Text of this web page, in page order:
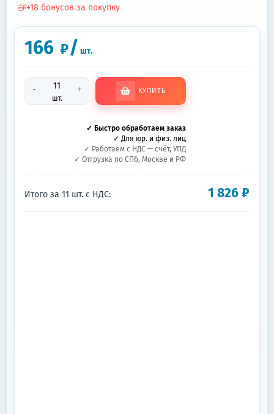
+18 бонусов за покупку
166 ₽/ шт.
-
шт.
+ КУПИТЬ
✓ Быстро обработаем заказ
✓ Для юр. и физ. лиц
✓ Работаем с НДС — счёт, УПД
✓ Отгрузка по СПб, Москве и РФ
Итого за 11 шт. с НДС: 1 826₽